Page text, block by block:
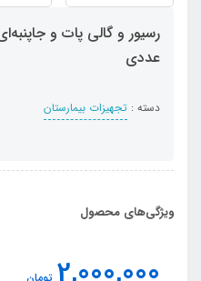
عددی
دسته : تجهیزات بیمارستان
ویژگی‌های محصول